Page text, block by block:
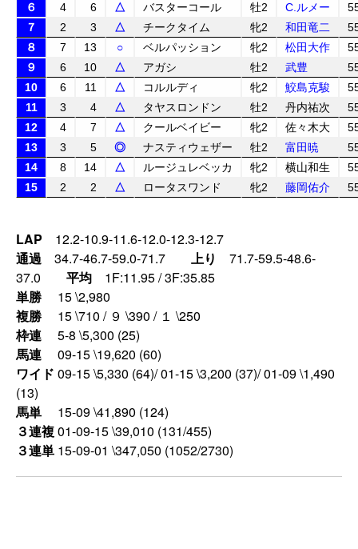
６
4 6 △ バスターコール 牡2 C.ルメー
７
2 3 △ チークタイム 牝2 和田竜二
８
7 13 ○ ベルパッション 牝2 松田大作
９
6 10 △ アガシ 牡2 武豊
10
6 11 △ コルルディ 牝2 鮫島克駿
11
3 4 △ タヤスロンドン 牡2 丹内祐次
12
4 7 △ クールベイビー 牝2 佐々木大
13
3 5 ◎ ナスティウェザー 牡2 富田暁
14
8 14 △ ルージュレベッカ 牝2 横山和生
15
2 2 △ ロータスワンド 牝2 藤岡佑介
LAP 12.2-10.9-11.6-12.0-12.3-12.7
通過 34.7-46.7-59.0-71.7 上り 71.7-59.5-48.6-
37.0 平均 1F:11.95 / 3F:35.85
単勝
15 \2,980
複勝
15 \710 / ９ \390 / １ \250
枠連
5-8 \5,300 (25)
馬連
09-15 \19,620 (60)
ワイド 09-15 \5,330 (64)/ 01-15 \3,200 (37)/ 01-09 \1,490
(13)
馬単
15-09 \41,890 (124)
３連複01-09-15 \39,010 (131/455)
３連単 15-09-01 \347,050 (1052/2730)